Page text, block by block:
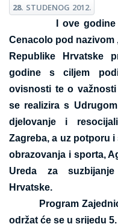
28. STUDENOG 2012.
I ove
Cenacolo pod nazivom
Republike Hrvatske
godine s ciljem
ovisnosti te o
se realizira s
djelovanje i
Zagreba, a uz potporu
obrazovanja i sporta,
Ureda za
Hrvatske.
Program Zajednice
održat će se u srijedu